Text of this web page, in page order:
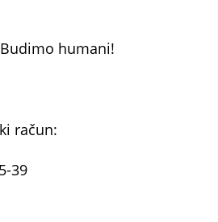
Iznos je podešen na
račun:
88